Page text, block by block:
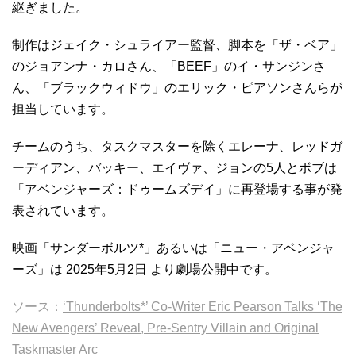
継ぎました。
制作はジェイク・シュライアー監督、脚本を「ザ・ベア」
のジョアンナ・カロさん、「BEEF」のイ・サンジンさ
ん、「ブラックウィドウ」のエリック・ピアソンさんらが
担当しています。
チームのうち、タスクマスターを除くエレーナ、レッドガ
ーディアン、バッキー、エイヴァ、ジョンの5人とボブは
「アベンジャーズ：ドゥームズデイ」に再登場する事が発
表されています。
映画「サンダーボルツ*」あるいは「ニュー・アベンジャ
ーズ」は 2025年5月2日 より劇場公開中です。
ソース： ‘Thunderbolts*’ Co-Writer Eric Pearson Talks ‘The
New Avengers’ Reveal, Pre-Sentry Villain and Original
Taskmaster Arc